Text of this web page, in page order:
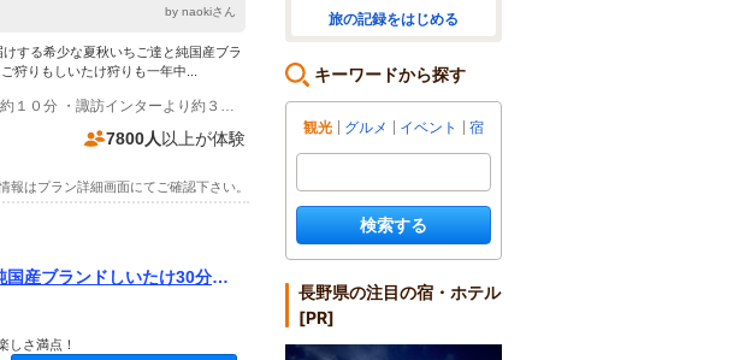
by naokiさん
する希少な夏秋いちご達と純国産ブラ
狩りもしいたけ狩りも一年中...
(1)自動車でお越しのお客様 ・諏訪南インターより約１０分 ・諏訪インターより約３０分 ・小淵沢インターより約２０分 ・富士見駅より約６分 ・蓼科エリアより約３０分 ・北杜エリアより約３０分 ・白樺湖、車山、諏訪湖エリアより約４５分
7800人 以上が体験
報はプラン詳細画面にてご確認下さい。
産ブランドしいたけ30分間
さ満点！
旅の記録をはじめる
キーワードから探す
観光 グルメ イベント 宿
検索する
長野県の注目の宿・ホテル
[PR]